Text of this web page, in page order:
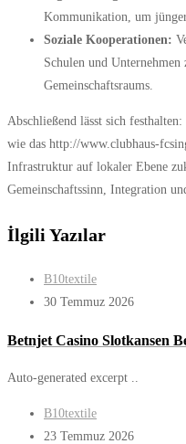
Kommunikation, um
Soziale Kooperationen:
Schulen und
Gemeinschaftsraums.
Abschließend lässt sich
wie das http://www.clubhaus-
Infrastruktur auf lokaler Ebene
Gemeinschaftssinn, Integration
İlgili Yazılar
B10textile
30 Temmuz 2026
Betnjet Casino Slotkansen
Auto-generated excerpt ..
B10textile
23 Temmuz 2026